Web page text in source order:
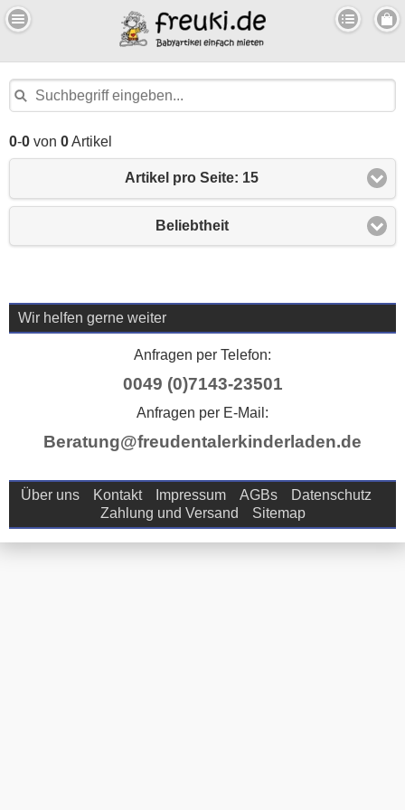
0-0 von 0Artikel
Artikel pro Seite: 15
Beliebtheit
Wir helfen gerne weiter
Anfragen per Telefon:
0049 (0)7143-23501
Anfragen per E-Mail:
Beratung@freudentalerkinderladen.de
Über uns Kontakt Impressum AGBs
Datenschutz
Zahlung und Versand
Sitemap